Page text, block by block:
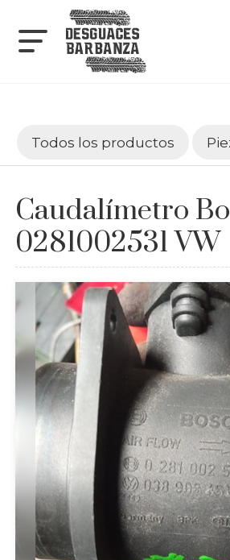
Todos los productos
Caudalímetro
0281002531 VW